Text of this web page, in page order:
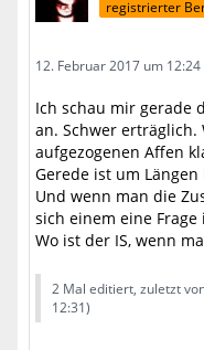
registrierter
12. Februar 2017 um 12:24
Ich schau mir gerade
an. Schwer erträglich.
aufgezogenen Affen
Gerede ist um Längen
Und wenn man die
sich einem eine Frage
Wo ist der IS, wenn
2 Mal editiert, zuletzt
12:31)